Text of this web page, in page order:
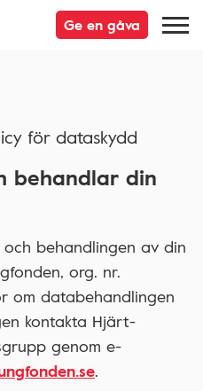
Ge en gåva
för dataskydd
behandlar din
behandlingen av din
org. nr.
om databehandlingen
kontakta Hjärt-
genom e-
.